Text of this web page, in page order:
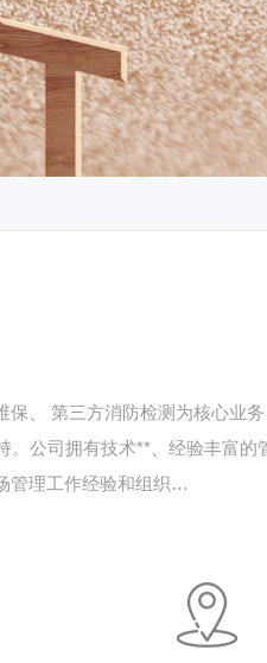
、 第三方消防检测为核心业
公司拥有技术**、经验丰富的
管理工作经验和组织…